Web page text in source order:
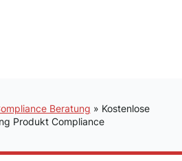
Beratung » Kostenlose
Produkt Compliance